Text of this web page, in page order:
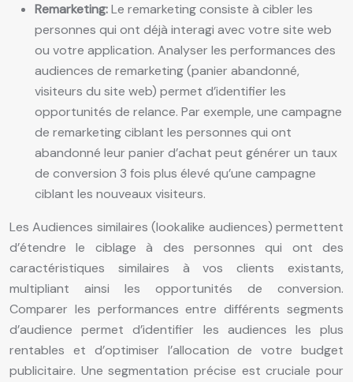
Remarketing:Le remarketing consiste à cibler les
personnes qui ont déjà interagi avec votre site web
ou votre application. Analyser les performances des
audiences de remarketing (panier abandonné,
visiteurs du site web) permet d’identifier les
opportunités de relance. Par exemple, une campagne
de remarketing ciblant les personnes qui ont
abandonné leur panier d’achat peut générer un taux
de conversion 3 fois plus élevé qu’une campagne
ciblant les nouveaux visiteurs.
Les Audiences similaires (lookalike audiences) permettent
d’étendre le ciblage à des personnes qui ont des
caractéristiques similaires à vos clients existants,
multipliant ainsi les opportunités de conversion.
Comparer les performances entre différents segments
d’audience permet d’identifier les audiences les plus
rentables et d’optimiser l’allocation de votre budget
publicitaire. Une segmentation précise est cruciale pour